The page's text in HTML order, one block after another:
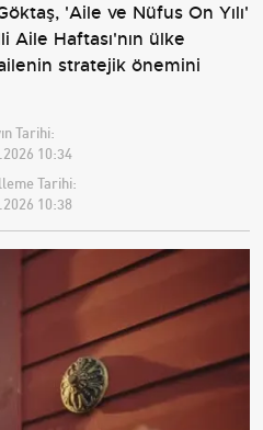
'Aile ve Nüfus On Yılı'
Aile Haftası'nın ülke
stratejik önemini
Tarihi:
10:34
Tarihi:
10:38